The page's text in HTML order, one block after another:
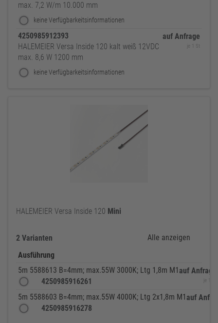
max. 7,2 W/m 10.000 mm
keine Verfügbarkeitsinformationen
4250985912393
HALEMEIER Versa Inside 120 kalt weiß 12VDC
max. 8,6 W 1200 mm
keine Verfügbarkeitsinformationen
auf Anfrage
je 1 St
HALEMEIER Versa Inside 120 Mini
2 Varianten
Alle anzeigen
Ausführung
5m 5588613 B=4mm; max.55W 3000K; Ltg 1,8m M1
4250985916261
auf Anfrage
je 1 St
5m 5588603 B=4mm; max.55W 4000K; Ltg 2x1,8m M1
4250985916278
auf